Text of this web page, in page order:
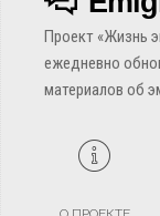
Проект «Жизнь
ежедневно
материалов об